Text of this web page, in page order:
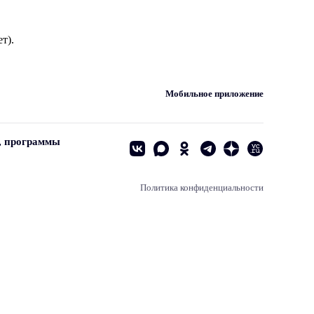
Мобильное приложение
программы
Политика конфиденциальности